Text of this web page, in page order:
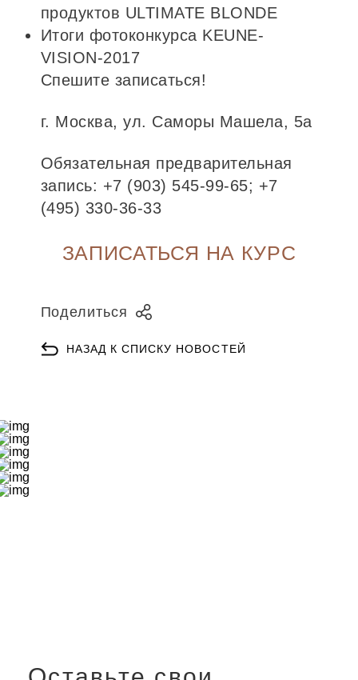
продуктов ULTIMATE BLONDE
Итоги фотоконкурса KEUNE-
VISION-2017
Спешите записаться!
г. Москва, ул. Саморы Машела, 5а
Обязательная предварительная
запись: +7 (903) 545-99-65; +7
(495) 330-36-33
ЗАПИСАТЬСЯ НА КУРС
Поделиться
НАЗАД К СПИСКУ НОВОСТЕЙ